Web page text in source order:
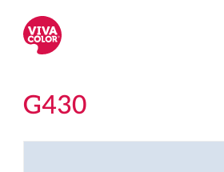
G430